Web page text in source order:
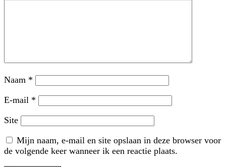
Naam *
E-mail *
Site
Mijn naam, e-mail en site opslaan in deze browser voor
de volgende keer wanneer ik een reactie plaats.